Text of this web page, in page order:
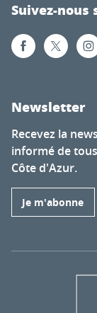
Suivez-nous
Newsletter
Recevez la
informé de
Côte d'Azur.
Je m'abonne